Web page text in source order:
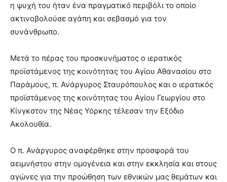
η ψυχή του ήταν ένα πραγματικό περιβόλι το οποίο
ακτινοβολούσε αγάπη και σεβασμό για τον
συνάνθρωπο.
Μετά το πέρας του προσκυνήματος ο ιερατικός
προϊστάμενος της κοινότητας του Αγίου Αθανασίου στο
Παράμους, π. Ανάργυρος Σταυρόπουλος και ο ιερατικός
προϊστάμενος της κοινότητας του Αγίου Γεωργίου στο
Κίνγκστον της Νέας Υόρκης τέλεσαν την Εξόδιο
Ακολουθία.
Ο π. Ανάργυρος αναφέρθηκε στην προσφορά του
αειμνήστου στην ομογένεια και στην εκκλησία και στους
αγώνες για την προώθηση των εθνικών μας θεμάτων και